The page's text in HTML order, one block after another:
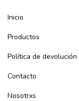
Inicio
Productos
Política de devolución
Contacto
Nosotrxs